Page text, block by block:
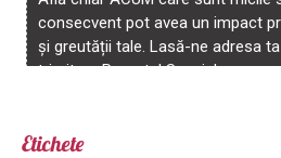
Etichete